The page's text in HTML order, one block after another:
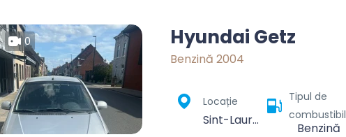
0 Hyundai Getz
Benzină 2004
Locație
Sint-Laureins, Eeklo, Oost-Vlaanderen, 9980, België
Tipul de
combustibil
Benzină